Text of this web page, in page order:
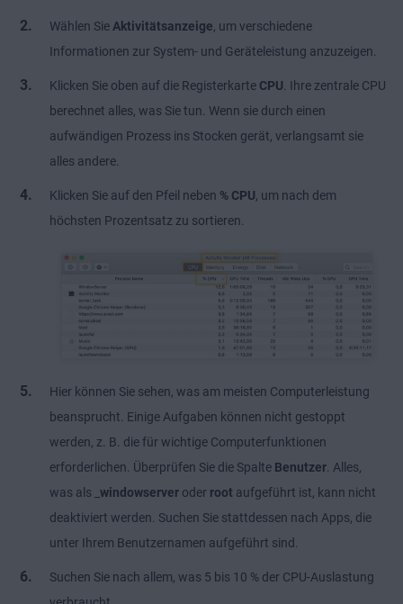
Wählen SieAktivitätsanzeige, um verschiedene
Informationen zur System- und Geräteleistung anzuzeigen.
Klicken Sie oben auf die Registerkarte CPU. Ihre zentrale CPU
berechnet alles, was Sie tun. Wenn sie durch einen
aufwändigen Prozess ins Stocken gerät, verlangsamt sie
alles andere.
Klicken Sie auf den Pfeil neben % CPU, um nach dem
höchsten Prozentsatz zu sortieren.
Hier können Sie sehen, was am meisten Computerleistung
beansprucht. Einige Aufgaben können nicht gestoppt
werden, z. B. die für wichtige Computerfunktionen
erforderlichen. Überprüfen Sie die Spalte Benutzer . Alles,
was als _ windowserver oder root aufgeführt ist, kann nicht
deaktiviert werden. Suchen Sie stattdessen nach Apps, die
unter Ihrem Benutzernamen aufgeführt sind.
Suchen Sie nach allem, was 5 bis 10 % der CPU-Auslastung